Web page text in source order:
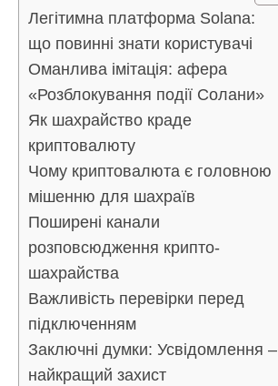
Легітимна платформа Solana:
що повинні знати користувачі
Оманлива імітація: афера
«Розблокування події Солани»
Як шахрайство краде
криптовалюту
Чому криптовалюта є головною
мішенню для шахраїв
Поширені канали
розповсюдження крипто-
шахрайства
Важливість перевірки перед
підключенням
Заключні думки: Усвідомлення –
найкращий захист